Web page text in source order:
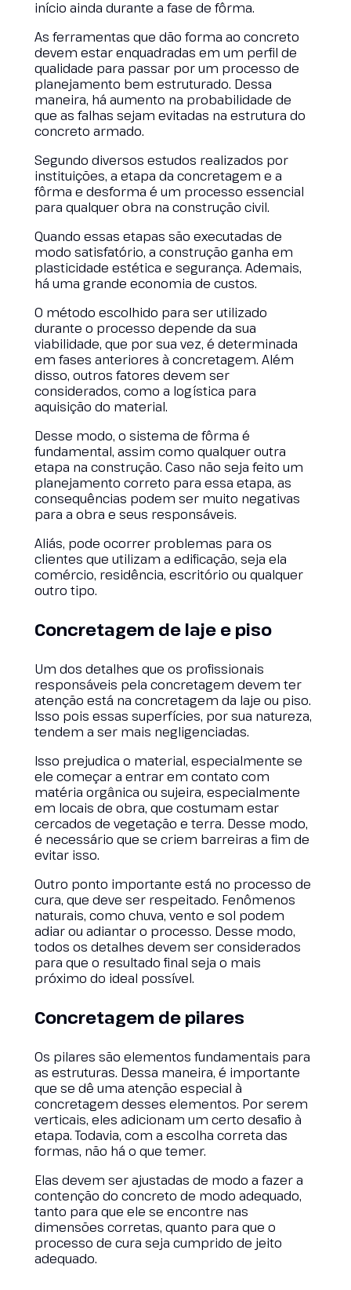
início ainda durante a fase de fôrma.
As ferramentas que dão forma ao concreto
devem estar enquadradas em um perfil de
qualidade para passar por um processo de
planejamento bem estruturado. Dessa
maneira, há aumento na probabilidade de
que as falhas sejam evitadas na estrutura do
concreto armado.
Segundo diversos estudos realizados por
instituições, a etapa da concretagem e a
fôrma e desforma é um processo essencial
para qualquer obra na construção civil.
Quando essas etapas são executadas de
modo satisfatório, a construção ganha em
plasticidade estética e segurança. Ademais,
há uma grande economia de custos.
O método escolhido para ser utilizado
durante o processo depende da sua
viabilidade, que por sua vez, é determinada
em fases anteriores à concretagem. Além
disso, outros fatores devem ser
considerados, como a logística para
aquisição do material.
Desse modo, o sistema de fôrma é
fundamental, assim como qualquer outra
etapa na construção. Caso não seja feito um
planejamento correto para essa etapa, as
consequências podem ser muito negativas
para a obra e seus responsáveis.
Aliás, pode ocorrer problemas para os
clientes que utilizam a edificação, seja ela
comércio, residência, escritório ou qualquer
outro tipo.
Concretagem de laje e piso
Um dos detalhes que os profissionais
responsáveis pela concretagem devem ter
atenção está na concretagem da laje ou piso.
Isso pois essas superfícies, por sua natureza,
tendem a ser mais negligenciadas.
Isso prejudica o material, especialmente se
ele começar a entrar em contato com
matéria orgânica ou sujeira, especialmente
em locais de obra, que costumam estar
cercados de vegetação e terra. Desse modo,
é necessário que se criem barreiras a fim de
evitar isso.
Outro ponto importante está no processo de
cura, que deve ser respeitado. Fenômenos
naturais, como chuva, vento e sol podem
adiar ou adiantar o processo. Desse modo,
todos os detalhes devem ser considerados
para que o resultado final seja o mais
próximo do ideal possível.
Concretagem de pilares
Os pilares são elementos fundamentais para
as estruturas. Dessa maneira, é importante
que se dê uma atenção especial à
concretagem desses elementos. Por serem
verticais, eles adicionam um certo desafio à
etapa. Todavia, com a escolha correta das
formas, não há o que temer.
Elas devem ser ajustadas de modo a fazer a
contenção do concreto de modo adequado,
tanto para que ele se encontre nas
dimensões corretas, quanto para que o
processo de cura seja cumprido de jeito
adequado.